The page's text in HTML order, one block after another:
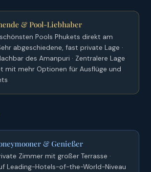
& Pool-Liebhaber
Pools Phukets direkt am
abgeschiedene, fast private Lage ·
des Amanpuri · Zentralere Lage
mit mehr Optionen für Ausflüge und
& Genießer
Zimmer mit großer Terrasse ·
Leading-Hotels-of-the-World-Niveau